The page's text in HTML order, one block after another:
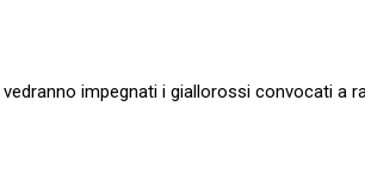
impegnati i giallorossi convocati a